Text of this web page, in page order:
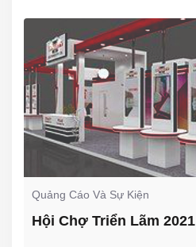
Quảng Cáo Và Sự Kiện
Hội Chợ Triển Lãm 2021